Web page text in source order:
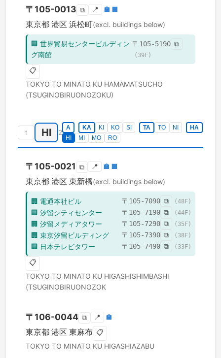
〒 105-0013 ⧉ 📍 🏣 🏢
東京都 港区 浜松町(excl. buildings below)
🏢 世界貿易センタービルディン
グ南館
〒 105-5190 ⧉
( 39F)
📋
TOKYO TO MINATO KU HAMAMATSUCHO
(TSUGINOBIRUONOZOKU)
↑ HI 2
A KA KI KO SI TA TO NI
HA
HI
MI MO RO
〒 105-0021 ⧉ 📍 🏣 🏢
東京都 港区 東新橋(excl. buildings below)
🏢 電通本社ビル 〒 105-7090 ⧉ (48F)
🏢 汐留シティセンター 〒 105-7190 ⧉ (44F)
🏢 汐留メディアタワー 〒 105-7290 ⧉ ( 35 F)
🏢 東京汐留ビルディング 〒 105-7390 ⧉ ( 38F)
🏢 日本テレビタワー 〒 105-7490 ⧉ ( 33F)
📋
TOKYO TO MINATO KU HIGASHISHIMBASHI
(TSUGINOBIRUONOZOK
〒 106-0044 ⧉ 📍 🏣
東京都 港区 東麻布 📋
TOKYO TO MINATO KU HIGASHIAZABU